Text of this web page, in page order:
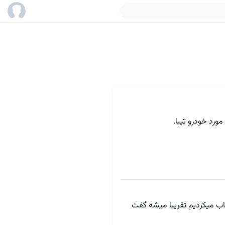
خودرو تیبا.
یه انتخاب میکردیم تقریبا میشه گفت